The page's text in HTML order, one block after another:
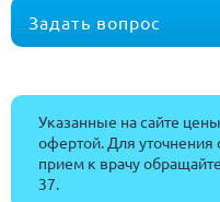
Задать вопрос
Указанные на сайте
офертой. Для уточнения
прием к врачу
37.